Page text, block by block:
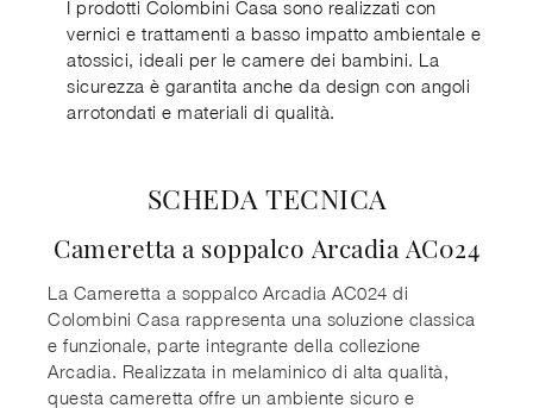
I prodotti Colombini Casa sono realizzati con
vernici e trattamenti a basso impatto ambientale e
atossici, ideali per le camere dei bambini. La
sicurezza è garantita anche da design con angoli
arrotondati e materiali di qualità.
SCHEDA TECNICA
Cameretta a soppalco Arcadia AC024
La Cameretta a soppalco Arcadia AC024 di
Colombini Casa rappresenta una soluzione classica
e funzionale, parte integrante della collezione
Arcadia. Realizzata in melaminico di alta qualità,
questa cameretta offre un ambiente sicuro e